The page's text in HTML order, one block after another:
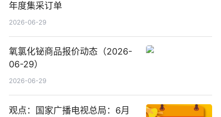
年度集采订单
2026-06-29
氧氯化铋商品报价动态（2026-
06-29）
2026-06-29
观点：国家广播电视总局：6月